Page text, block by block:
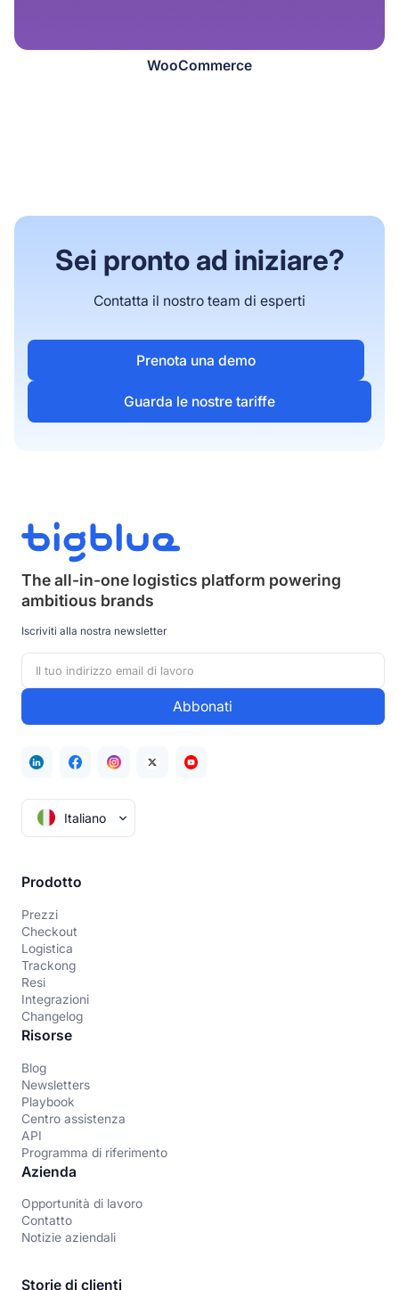
WooCommerce
Sei pronto ad iniziare?
Contatta il nostro team di esperti
Prenota una demo
Guarda le nostre tariffe
The all-in-one logistics platform powering
ambitious brands
Iscriviti alla nostra newsletter
Italiano
Prodotto
Prezzi
Checkout
Logistica
Trackong
Resi
Integrazioni
Changelog
Risorse
Blog
Newsletters
Playbook
Centro assistenza
API
Programma di riferimento
Azienda
Opportunità di lavoro
Contatto
Notizie aziendali
Storie di clienti